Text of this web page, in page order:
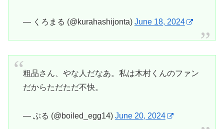
— くろまる (@kurahashijonta) June 18, 2024
粗品さん、やな人だなあ。私は木村くんのファン
だからただただ不快。
— ぶる (@boiled_egg14) June 20, 2024